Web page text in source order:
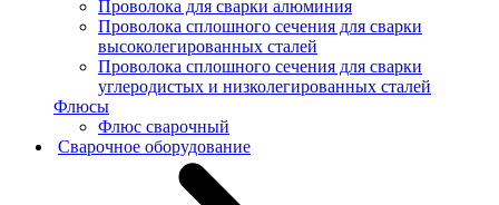
Проволока для сварки алюминия
Проволока сплошного сечения для сварки
высоколегированных сталей
Проволока сплошного сечения для сварки
углеродистых и низколегированных сталей
Флюсы
Флюс сварочный
Сварочное оборудование